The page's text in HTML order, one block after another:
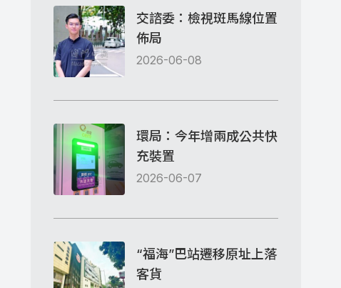
交諮委：檢視斑馬線位置
佈局
2026-06-08
環局：今年增兩成公共快
充裝置
2026-06-07
“福海”巴站遷移原址上落
客貨